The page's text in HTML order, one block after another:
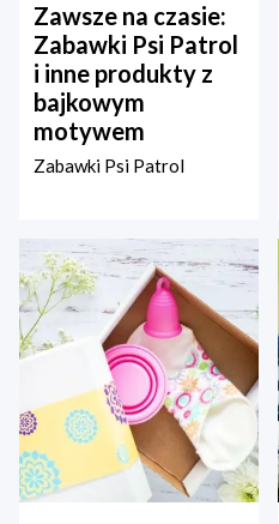
Zawsze na czasie:
Zabawki Psi Patrol
i inne produkty z
bajkowym
motywem
Zabawki Psi Patrol